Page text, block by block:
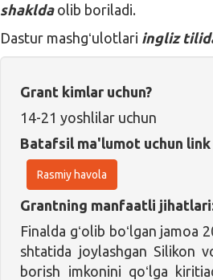
shakldaolib boriladi.
Dastur mashgʻulotlari ingliz
Grant kimlar uchun?
14-21 yoshlilar uchun
Batafsil ma'lumot uchun link
Rasmiy havola
Grantning manfaatli
Finalda gʻolib boʻlgan jamoa
shtatida joylashgan Silikon
borish imkonini qoʻlga